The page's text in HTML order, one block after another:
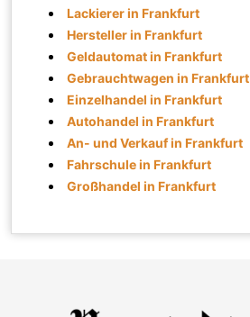
Lackierer in Frankfurt
Hersteller in Frankfurt
Geldautomat in Frankfurt
Gebrauchtwagen in Frankfurt
Einzelhandel in Frankfurt
Autohandel in Frankfurt
An- und Verkauf in Frankfurt
Fahrschule in Frankfurt
Großhandel in Frankfurt